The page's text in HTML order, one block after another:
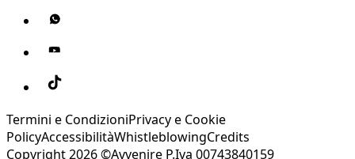
Termini e CondizioniPrivacy e Cookie
PolicyAccessibilitàWhistleblowingCredits
Copyright 2026 ©Avvenire P.Iva 00743840159